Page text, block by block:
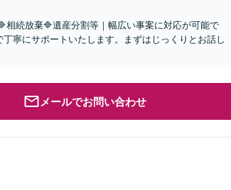
続放棄🔷遺産分割等｜幅広い事案に対応が可能で
寧にサポートいたします。まずはじっくりとお話し
メールでお問い合わせ